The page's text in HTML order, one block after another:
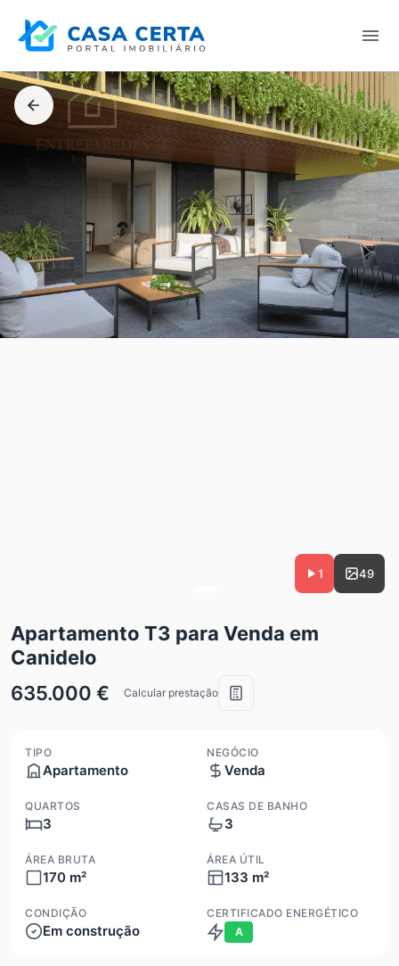
1 49
Apartamento T3 para Venda em
Canidelo
635.000 €
Calcular prestação
TIPO
Apartamento
NEGÓCIO
Venda
QUARTOS
3
CASAS DE BANHO
3
ÁREA BRUTA
170 m²
ÁREA ÚTIL
133 m²
CONDIÇÃO
Em construção
CERTIFICADO ENERGÉTICO
A